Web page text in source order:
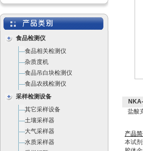
食品检测仪
食品相关检测仪
杂质度机
食品吊白块检测仪
食品农残检测仪
采样检测设备
其它采样设备
土壤采样器
大气采样器
水质采样器
盐酸
产品简
本试